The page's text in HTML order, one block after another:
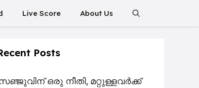
Live Score About Us
Posts
ഒരു നീതി, മറ്റുള്ളവർക്ക്